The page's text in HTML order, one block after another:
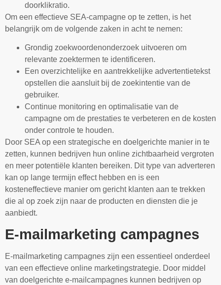
doorklikratio.
Om een effectieve SEA-campagne op te zetten, is het
belangrijk om de volgende zaken in acht te nemen:
Grondig zoekwoordenonderzoek uitvoeren om
relevante zoektermen te identificeren.
Een overzichtelijke en aantrekkelijke advertentietekst
opstellen die aansluit bij de zoekintentie van de
gebruiker.
Continue monitoring en optimalisatie van de
campagne om de prestaties te verbeteren en de kosten
onder controle te houden.
Door SEA op een strategische en doelgerichte manier in te
zetten, kunnen bedrijven hun online zichtbaarheid vergroten
en meer potentiële klanten bereiken. Dit type van adverteren
kan op lange termijn effect hebben en is een
kosteneffectieve manier om gericht klanten aan te trekken
die al op zoek zijn naar de producten en diensten die je
aanbiedt.
E-mailmarketing campagnes
E-mailmarketing campagnes zijn een essentieel onderdeel
van een effectieve online marketingstrategie. Door middel
van doelgerichte e-mailcampagnes kunnen bedrijven op